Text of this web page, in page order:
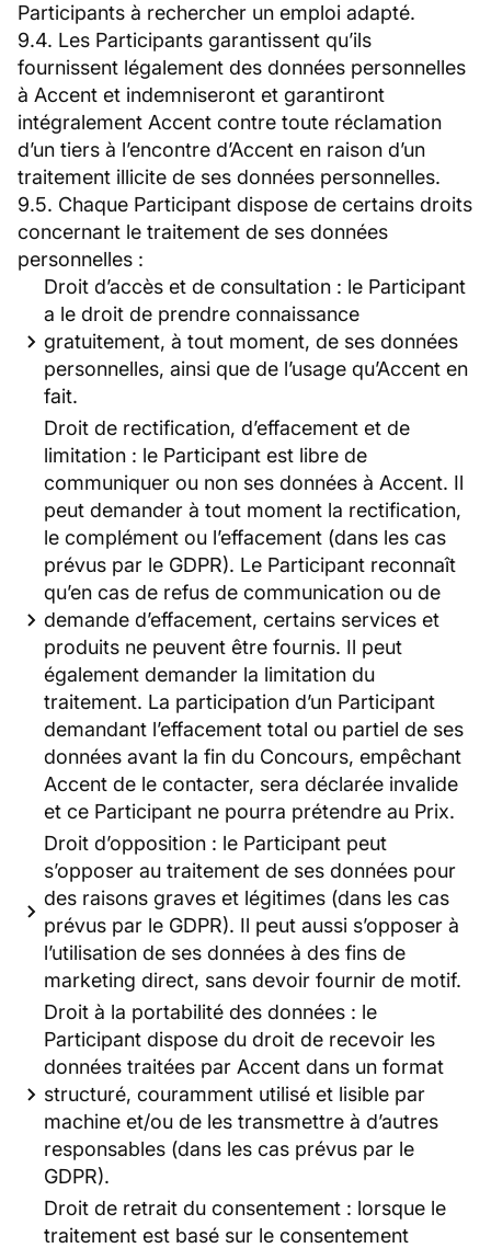
Participants à rechercher un emploi adapté.
9.4. Les Participants garantissent qu’ils
fournissent légalement des données personnelles
à Accent et indemniseront et garantiront
intégralement Accent contre toute réclamation
d’un tiers à l’encontre d’Accent en raison d’un
traitement illicite de ses données personnelles.
9.5. Chaque Participant dispose de certains droits
concernant le traitement de ses données
personnelles :
Droit d’accès et de consultation : le Participant
a le droit de prendre connaissance
gratuitement, à tout moment, de ses données
personnelles, ainsi que de l’usage qu’Accent en
fait.
Droit de rectification, d’effacement et de
limitation : le Participant est libre de
communiquer ou non ses données à Accent. Il
peut demander à tout moment la rectification,
le complément ou l’effacement (dans les cas
prévus par le GDPR). Le Participant reconnaît
qu’en cas de refus de communication ou de
demande d’effacement, certains services et
produits ne peuvent être fournis. Il peut
également demander la limitation du
traitement. La participation d’un Participant
demandant l’effacement total ou partiel de ses
données avant la fin du Concours, empêchant
Accent de le contacter, sera déclarée invalide
et ce Participant ne pourra prétendre au Prix.
Droit d’opposition : le Participant peut
s’opposer au traitement de ses données pour
des raisons graves et légitimes (dans les cas
prévus par le GDPR). Il peut aussi s’opposer à
l’utilisation de ses données à des fins de
marketing direct, sans devoir fournir de motif.
Droit à la portabilité des données : le
Participant dispose du droit de recevoir les
données traitées par Accent dans un format
structuré, couramment utilisé et lisible par
machine et/ou de les transmettre à d’autres
responsables (dans les cas prévus par le
GDPR).
Droit de retrait du consentement : lorsque le
traitement est basé sur le consentement